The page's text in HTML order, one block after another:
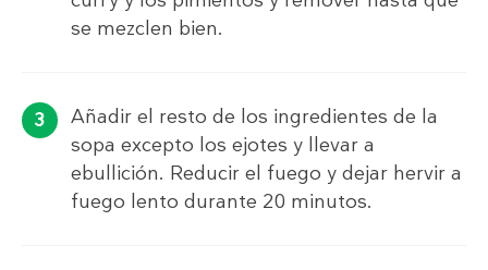
se mezclen bien.
Añadir el resto de los ingredientes de la
sopa excepto los ejotes y llevar a
ebullición. Reducir el fuego y dejar hervir a
fuego lento durante 20 minutos.